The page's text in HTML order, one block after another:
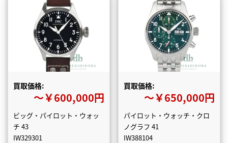
買取価格:
〜￥600,000円
ビッグ・パイロット・ウォッ
チ 43
IW329301
買取価格:
〜￥650,000円
パイロット・ウォッチ・クロ
ノグラフ 41
IW388104